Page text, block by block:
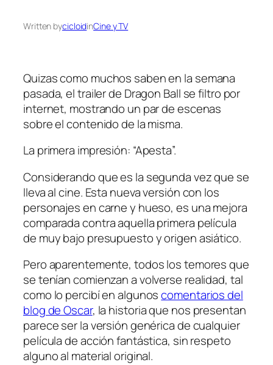
Written bycicloidinCine y TV
Quizas como muchos saben en la semana
pasada, el trailer de Dragon Ball se filtro por
internet, mostrando un par de escenas
sobre el contenido de la misma.
La primera impresión: “Apesta”.
Considerando que es la segunda vez que se
lleva al cine. Esta nueva versión con los
personajes en carne y hueso, es una mejora
comparada contra aquella primera película
de muy bajo presupuesto y origen asiático.
Pero aparentemente, todos los temores que
se tenían comienzan a volverse realidad, tal
como lo percibí en algunoscomentarios del
blog de Oscar, la historia que nos presentan
parece ser la versión genérica de cualquier
película de acción fantástica, sin respeto
alguno al material original.